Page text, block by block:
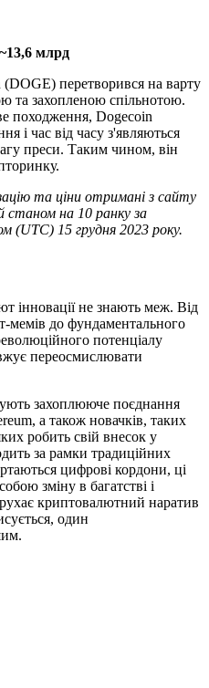
млрд
перетворився на варту
та захопленою спільнотою.
походження, Dogecoin
і час від часу з'являються
преси. Таким чином, він
та ціни отримані з сайту
станом на 10 ранку за
(UTC) 15 грудня 2023 року.
інновації не знають меж. Від
мемів до фундаментального
потенціалу
переосмислювати
захоплююче поєднання
а також новачків, таких
робить свій внесок у
за рамки традиційних
цифрові кордони, ці
зміну в багатстві і
криптовалютний наратив
один